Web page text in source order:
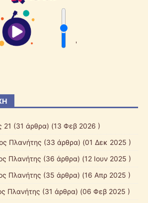
'
21 (31 άρθρα) (13 Φεβ 2026 )
Πλανήτης (33 άρθρα) (01 Δεκ 2025 )
Πλανήτης (36 άρθρα) (12 Ιουν 2025 )
Πλανήτης (35 άρθρα) (16 Απρ 2025 )
Πλανήτης (31 άρθρα) (06 Φεβ 2025 )